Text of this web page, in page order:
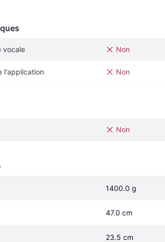
vocale Non
l'application Non
Non
1400.0 g
47.0 cm
23.5 cm